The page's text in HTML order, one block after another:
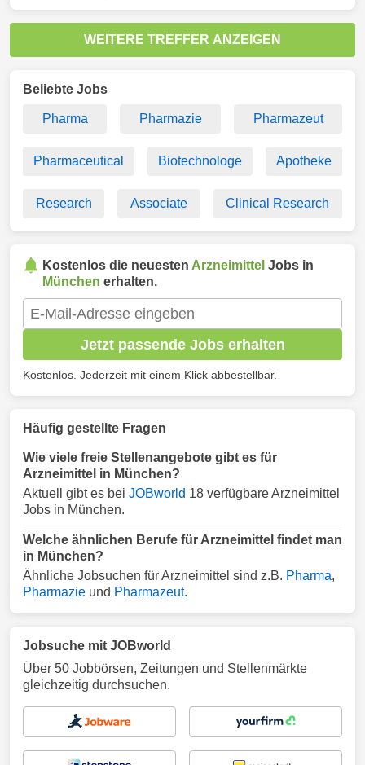
WEITERE TREFFER ANZEIGEN
Beliebte Jobs
Pharma Pharmazie Pharmazeut
Pharmaceutical Biotechnologe Apotheke
Research Associate Clinical Research
Kostenlos die neuesten Arzneimittel Jobs in
München erhalten.
Jetzt passende Jobs erhalten
Kostenlos. Jederzeit mit einem Klick abbestellbar.
Häufig gestellte Fragen
Wie viele freie Stellenangebote gibt es für
Arzneimittel in München?
Aktuell gibt es bei JOBworld 18 verfügbare Arzneimittel
Jobs in München.
Welche ähnlichen Berufe für Arzneimittel findet man
in München?
Ähnliche Jobsuchen für Arzneimittel sind z.B. Pharma,
Pharmazie und Pharmazeut.
Jobsuche mit JOBworld
Über 50 Jobbörsen, Zeitungen und Stellenmärkte
gleichzeitig durchsuchen.